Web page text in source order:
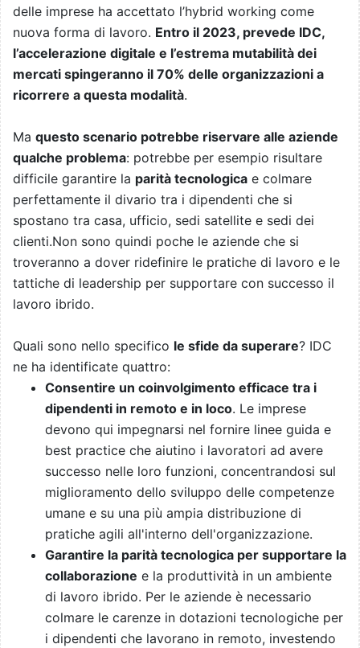
delle imprese ha accettato l’hybrid working come
nuova forma di lavoro. Entro il 2023, prevede IDC,
l’accelerazione digitale e l’estrema mutabilità dei
mercati spingeranno il 70% delle organizzazioni a
ricorrere a questa modalità.
Ma questo scenario potrebbe riservare alle aziende
qualche problema: potrebbe per esempio risultare
difficile garantire la parità tecnologica e colmare
perfettamente il divario tra i dipendenti che si
spostano tra casa, ufficio, sedi satellite e sedi dei
clienti.Non sono quindi poche le aziende che si
troveranno a dover ridefinire le pratiche di lavoro e le
tattiche di leadership per supportare con successo il
lavoro ibrido.
Quali sono nello specifico le sfide da superare? IDC
ne ha identificate quattro:
Consentire un coinvolgimento efficace tra i
dipendenti in remoto e in loco. Le imprese
devono qui impegnarsi nel fornire linee guida e
best practice che aiutino i lavoratori ad avere
successo nelle loro funzioni, concentrandosi sul
miglioramento dello sviluppo delle competenze
umane e su una più ampia distribuzione di
pratiche agili all'interno dell'organizzazione.
Garantire la parità tecnologica per supportare la
collaborazione e la produttività in un ambiente
di lavoro ibrido. Per le aziende è necessario
colmare le carenze in dotazioni tecnologiche per
i dipendenti che lavorano in remoto, investendo